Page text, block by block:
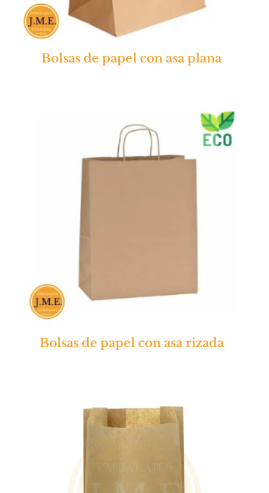
Bolsas de papel con asa plana
Bolsas de papel con asa rizada